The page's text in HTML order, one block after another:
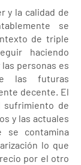
y la calidad de
se
de triple
haciendo
personas es
las futuras
decente. El
sufrimiento de
y las actuales
se contamina
lo que
por el otro